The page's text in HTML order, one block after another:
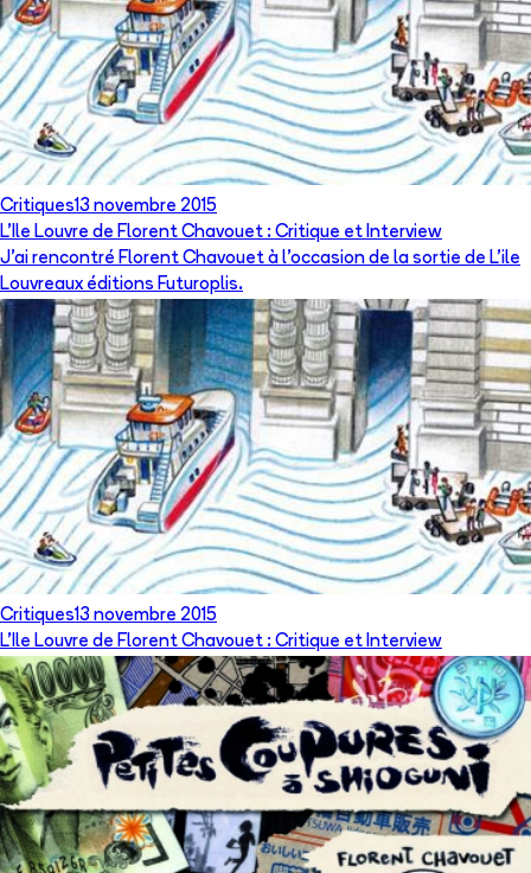
Critiques13 novembre 2015
L'Ile Louvre de Florent Chavouet : Critique et Interview
​J'ai rencontré Florent Chavouet à l'occasion de la sortie de L'ile
Louvreaux éditions Futuroplis.
Critiques13 novembre 2015
L'Ile Louvre de Florent Chavouet : Critique et Interview